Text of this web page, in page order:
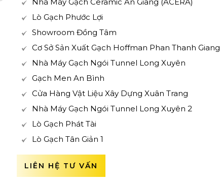
Lò Gạch Phước Lợi
Showroom Đồng Tâm
Cơ Sở Sản Xuất Gạch Hoffman Phan Thanh Giang
Nhà Máy Gạch Ngói Tunnel Long Xuyên
Gạch Men An Bình
Cửa Hàng Vật Liệu Xây Dựng Xuân Trang
Nhà Máy Gạch Ngói Tunnel Long Xuyên 2
Lò Gạch Phát Tài
Lò Gạch Tân Giản 1
LIÊN HỆ TƯ VẤN